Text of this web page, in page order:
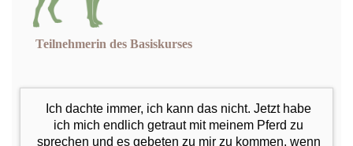
Teilnehmerin des Basiskurses
Ich dachte immer, ich kann das nicht. Jetzt habe
ich mich endlich getraut mit meinem Pferd zu
sprechen und es gebeten zu mir zu kommen, wenn